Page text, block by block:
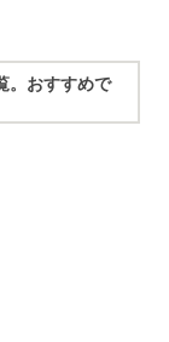
。おすすめで